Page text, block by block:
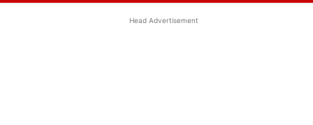
Head Advertisement